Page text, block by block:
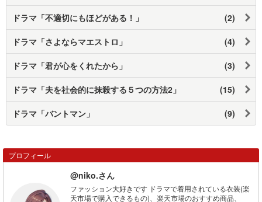
ドラマ「不適切にもほどがある！」 (2)
ドラマ「さよならマエストロ」 (4)
ドラマ「君が心をくれたから」 (3)
ドラマ「夫を社会的に抹殺する５つの方法2」 (15)
ドラマ「バントマン」 (9)
プロフィール
@niko.さん
ファッション大好きです ドラマで着用されている衣装(楽
天市場で購入できるもの)、楽天市場のおすすめ商品、